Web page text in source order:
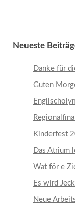
Neueste
Danke für
Guten
Kinderfest
Das Atrium
Wat för e
Es wird Jeck
Neue